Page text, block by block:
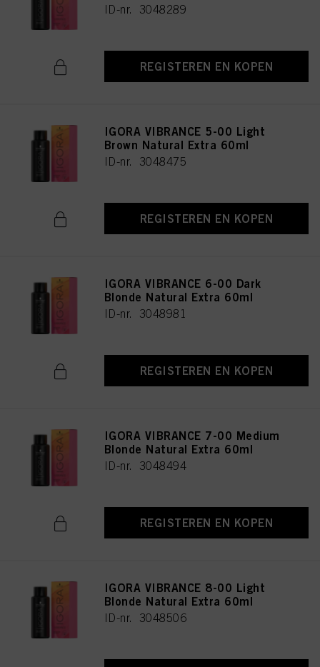
ID-nr. 3048289
REGISTEREN EN KOPEN
IGORA VIBRANCE 5-00 Light
Brown Natural Extra 60ml
ID-nr. 3048475
REGISTEREN EN KOPEN
IGORA VIBRANCE 6-00 Dark
Blonde Natural Extra 60ml
ID-nr. 3048981
REGISTEREN EN KOPEN
IGORA VIBRANCE 7-00 Medium
Blonde Natural Extra 60ml
ID-nr. 3048494
REGISTEREN EN KOPEN
IGORA VIBRANCE 8-00 Light
Blonde Natural Extra 60ml
ID-nr. 3048506